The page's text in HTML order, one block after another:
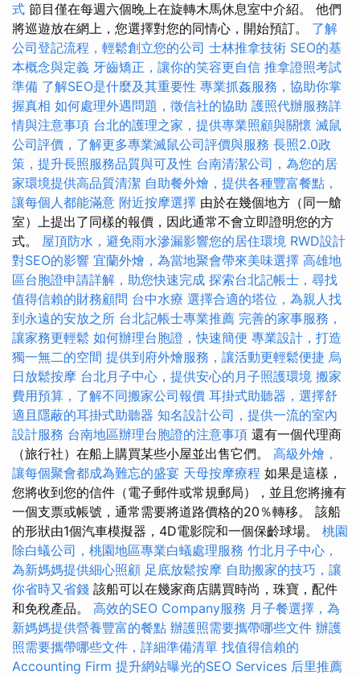
式 節目僅在每週六個晚上在旋轉木馬休息室中介紹。 他們
將巡遊放在網上，您選擇對您的同情心，開始預訂。 了解
公司登記流程，輕鬆創立您的公司 士林推拿技術 SEO的基
本概念與定義 牙齒矯正，讓你的笑容更自信 推拿證照考試
準備 了解SEO是什麼及其重要性 專業抓姦服務，協助你掌
握真相 如何處理外遇問題，徵信社的協助 護照代辦服務詳
情與注意事項 台北的護理之家，提供專業照顧與關懷 滅鼠
公司評價，了解更多專業滅鼠公司評價與服務 長照2.0政
策，提升長照服務品質與可及性 台南清潔公司，為您的居
家環境提供高品質清潔 自助餐外燴，提供各種豐富餐點，
讓每個人都能滿意 附近按摩選擇 由於在幾個地方（同一艙
室）上提出了同樣的報價，因此通常不會立即證明您的方
式。 屋頂防水，避免雨水滲漏影響您的居住環境 RWD設計
對SEO的影響 宜蘭外燴，為當地聚會帶來美味選擇 高雄地
區台胞證申請詳解，助您快速完成 探索台北記帳士，尋找
值得信賴的財務顧問 台中水療 選擇合適的塔位，為親人找
到永遠的安放之所 台北記帳士專業推薦 完善的家事服務，
讓家務更輕鬆 如何辦理台胞證，快速簡便 專業設計，打造
獨一無二的空間 提供到府外燴服務，讓活動更輕鬆便捷 烏
日放鬆按摩 台北月子中心，提供安心的月子照護環境 搬家
費用預算，了解不同搬家公司報價 耳掛式助聽器，選擇舒
適且隱蔽的耳掛式助聽器 知名設計公司，提供一流的室內
設計服務 台南地區辦理台胞證的注意事項 還有一個代理商
（旅行社）在船上購買某些小屋並出售它們。 高級外燴，
讓每個聚會都成為難忘的盛宴 天母按摩療程 如果是這樣，
您將收到您的信件（電子郵件或常規郵局），並且您將擁有
一個支票或帳號，通常需要將道路價格的20％轉移。 該船
的形狀由1個汽車模擬器，4D電影院和一個保齡球場。 桃園
除白蟻公司，桃園地區專業白蟻處理服務 竹北月子中心，
為新媽媽提供細心照顧 足底放鬆按摩 自助搬家的技巧，讓
你省時又省錢 該船可以在幾家商店購買時尚，珠寶，配件
和免稅產品。 高效的SEO Company服務 月子餐選擇，為
新媽媽提供營養豐富的餐點 辦護照需要攜帶哪些文件 辦護
照需要攜帶哪些文件，詳細準備清單 找值得信賴的
Accounting Firm 提升網站曝光的SEO Services 后里推薦